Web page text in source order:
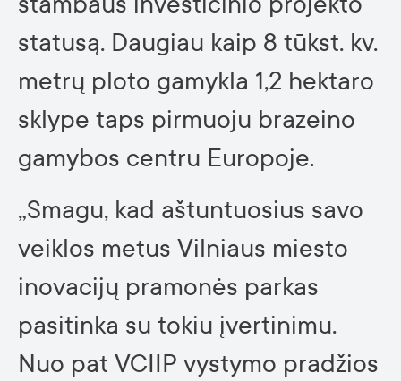
statusą. Daugiau kaip 8 tūkst. kv.
metrų ploto gamykla 1,2 hektaro
sklype taps pirmuoju brazeino
gamybos centru Europoje.
„Smagu, kad aštuntuosius savo
veiklos metus Vilniaus miesto
inovacijų pramonės parkas
pasitinka su tokiu įvertinimu.
Nuo pat VCIIP vystymo pradžios